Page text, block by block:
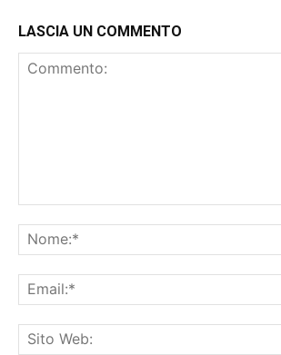
LASCIA UN COMMENTO